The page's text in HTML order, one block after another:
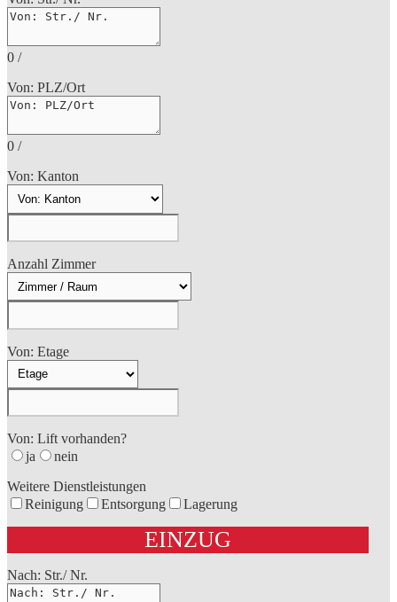
0 /
Von: PLZ/Ort
0 /
Von: Kanton
Anzahl Zimmer
Von: Etage
Von: Lift vorhanden?
ja
nein
Weitere Dienstleistungen
Reinigung
Entsorgung Lagerung
EINZUG
Nach: Str./ Nr.